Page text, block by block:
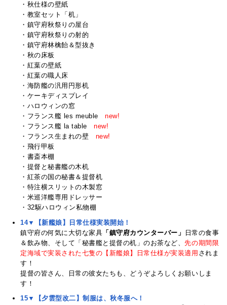
・秋仕様の壁紙
・教室セット「机」
・鎮守府秋祭りの屋台
・鎮守府秋祭りの射的
・鎮守府林檎飴＆型抜き
・秋の床板
・紅葉の壁紙
・紅葉の職人床
・海防艦の汎用円形机
・ケーキディスプレイ
・ハロウィンの窓
・フランス艦 les meublenew!
・フランス艦 la tablenew!
・フランス生まれの壁 new!
・飛行甲板
・書斎本棚
・提督と秘書艦の木机
・紅茶の国の秘書＆提督机
・特注横スリットの木製窓
・米巡洋艦専用ドレッサー
・32駆ハロウィン私物棚
14▼【新艦娘】日常仕様実装開始！
鎮守府の何気に大切な家具 「鎮守府カウンターバー」
日常の食事
＆飲み物、そして「秘書艦と提督の机」のお茶など、先の期間限
定海域で実装された七隻の【新艦娘】日常仕様が実装適用 されま
す！
提督の皆さん、日常の彼女たちも、どうぞよろしくお願いしま
す！
15▼【夕雲型改二】制服は、秋冬服へ！